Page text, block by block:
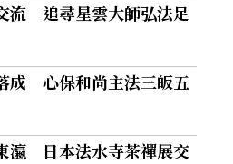
流 追尋星雲大師弘法足
成 心保和尚主法三皈五
瀛 日本法水寺茶禪展交